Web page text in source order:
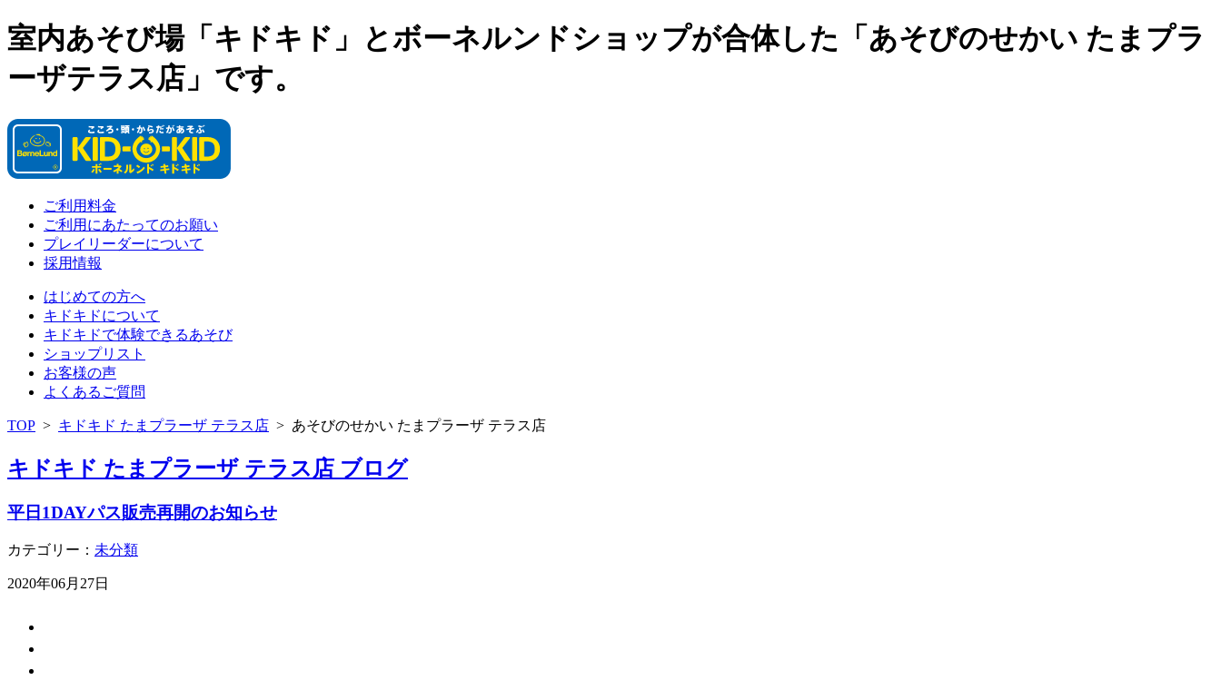
室内あそび場「キドキド」とボーネルンドショップが合体した「あそびのせかい たまプラ
ーザテラス店」です。
ご利用料金
ご利用にあたってのお願い
プレイリーダーについて
採用情報
はじめての方へ
キドキドについて
キドキドで体験できるあそび
ショップリスト
お客様の声
よくあるご質問
TOP > キドキド たまプラーザ テラス店 > あそびのせかい たまプラーザ テラス店
キドキド たまプラーザ テラス店 ブログ
平日1DAYパス販売再開のお知らせ
カテゴリー： 未分類
2020年06月27日